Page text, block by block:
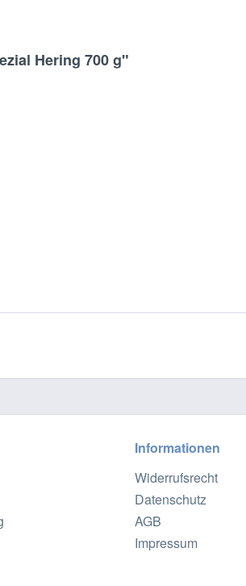
Hering 700 g"
Informationen
Widerrufsrecht
Datenschutz
AGB
Impressum